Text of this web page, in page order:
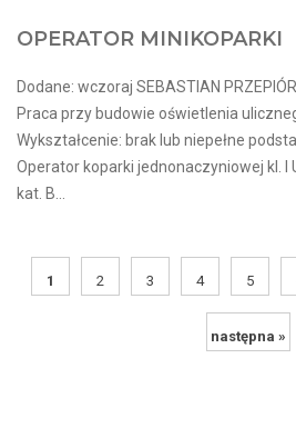
OPERATOR MINIKOPARKI
Dodane: wczoraj SEBASTIAN
Praca przy budowie oświetlenia
Wykształcenie: brak lub niepełne
Operator koparki jednonaczyniowej kl. I
kat. B...
1 2 3 4 5
następna »